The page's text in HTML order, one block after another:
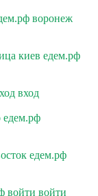
воронеж
киев едем.рф
вход
едем.рф
едем.рф
войти войти